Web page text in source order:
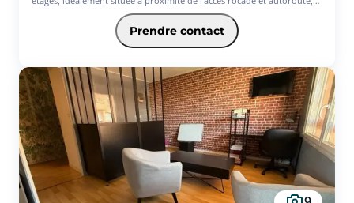
bien desservie par les bus et à deux pas des commerces et des
établissements scolaires. Nous vous proposons un appartement de
type T3 d'une surface de 67,90 m², comprenant : - Une entrée, - Un
séjour lumineux de 34 m² avec cuisine équipée (réfrigérateur, plaque
et un WC séparé. Vous profiterez également d'un balcon de 8,7 m².
Deux places de parking en sous-sol complètent ce bien.Honoraires de
location (TTC) à la charge du locataire pour la réalisation des services
suivants : visites, constitution de dossier, frais de rédaction de bail,
état des lieux. Dépôt de garantie, à verser par le locataire correspond
à 1 mois de loyer HC.
Prendre contact